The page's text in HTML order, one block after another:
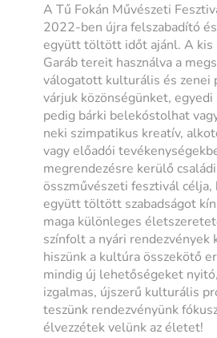
A Tű Fokán Művészeti
2022-ben újra felszabadító
együtt töltött időt ajánl. A kis
Garáb tereit használva a
válogatott kulturális és zenei
várjuk közönségünket,
pedig bárki belekóstolhat
neki szimpatikus kreatív,
vagy előadói
megrendezésre kerülő
összművészeti fesztivál célja,
együtt töltött szabadságot
maga különleges
színfolt a nyári rendezvények
hiszünk a kultúra összekötő
mindig új lehetőségeket
izgalmas, újszerű kulturális
teszünk rendezvényünk
élvezzétek velünk az életet!